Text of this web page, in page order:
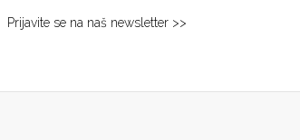
Prijavite se na naš newsletter >>